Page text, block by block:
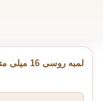
لمبه روسی 16 میلی متر